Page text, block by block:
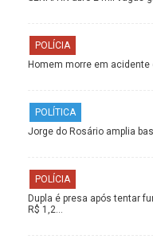
POLÍCIA
Homem morre em acidente
POLÍTICA
Jorge do Rosário amplia
POLÍCIA
Dupla é presa após tentar
R$ 1,2…